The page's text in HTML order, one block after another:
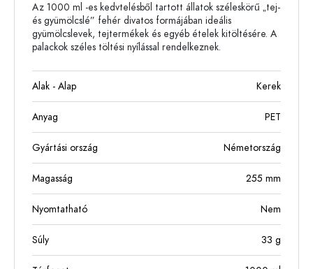
Az 1000 ml -es kedvtelésből tartott állatok széleskörű „tej-
és gyümölcslé” fehér divatos formájában ideális
gyümölcslevek, tejtermékek és egyéb ételek kitöltésére. A
palackok széles töltési nyílással rendelkeznek.
Alak - Alap Kerek
Anyag PET
Gyártási ország Németország
Magasság 255 mm
Nyomtatható Nem
Súly 33 g